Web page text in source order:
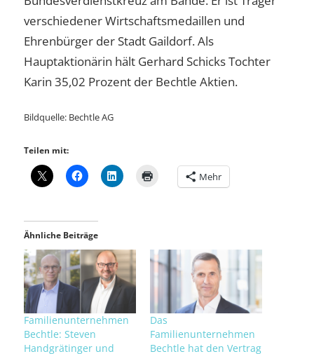
verschiedener Wirtschaftsmedaillen und
Ehrenbürger der Stadt Gaildorf. Als
Hauptaktionärin hält Gerhard Schicks Tochter
Karin 35,02 Prozent der Bechtle Aktien.
Bildquelle: Bechtle AG
Teilen mit:
Mehr
Ähnliche Beiträge
Familienunternehmen
Bechtle: Steven
Handgrätinger und
Das
Familienunternehmen
Bechtle hat den Vertrag